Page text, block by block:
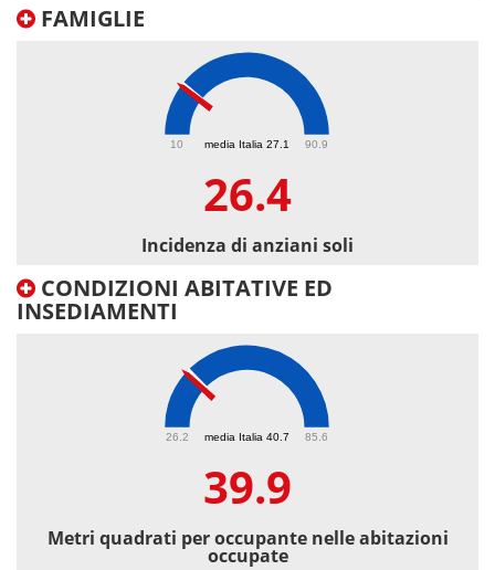
FAMIGLIE
media Italia 27.1
10 90.9
26.4
Incidenza di anziani soli
CONDIZIONI ABITATIVE ED
INSEDIAMENTI
media Italia 40.7
26.2 85.6
39.9
Metri quadrati per occupante nelle abitazioni
occupate